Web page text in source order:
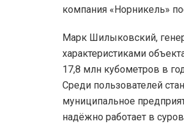
компания «Норникель»
Марк Шилыковский,
характеристиками
17,8 млн кубометров в
Среди пользователей
муниципальное
надёжно работает в